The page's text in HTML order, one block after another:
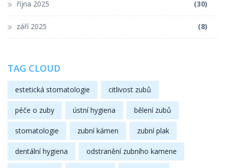
října 2025 (30)
září 2025 (8)
TAG CLOUD
estetická stomatologie citlivost zubů
péče o zuby ústní hygiena bělení zubů
stomatologie zubní kámen zubní plak
dentální hygiena odstranění zubního kamene